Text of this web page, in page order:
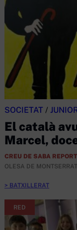
SOCIETAT /
El català
Marcel,
CREU DE SABA REPORT
OLESA DE MONTSERRAT
BATXILLERAT
RED